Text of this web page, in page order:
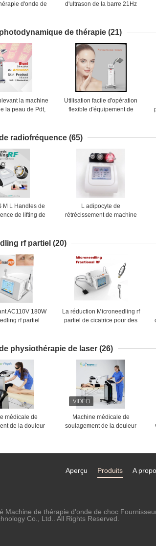
d'onde de
d'ultrason de la barre 21Hz
de thérapie (21)
la machine
la peau de Pdt,
couleurs
Utilisation facile d'opération
flexible d'équipement de
porte-à-faux
radiofréquence (65)
M L Handles de
de lifting de
L adipocyte de
rétrécissement de machine
toutes les parties du corps
rf partiel (20)
AC110V 180W
rf partiel
La réduction Microneedling rf
partiel de cicatrice pour des
physiothérapie de laser (26)
médicale de
de la douleur
Machine médicale de
soulagement de la douleur
physiothérapie
A
Produits
Aperçu
Machine de thérapie d'onde de choc
Co., Ltd.. All Rights Reserved.